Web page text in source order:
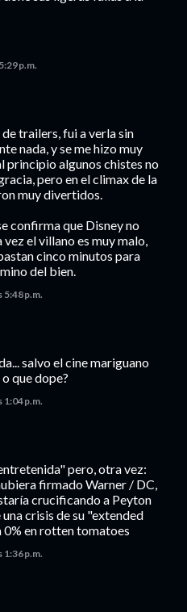
p.m.
de trailers, fui a verla sin
nada, y se me hizo muy
principio algunos chistes no
pero en el climax de la
muy divertidos.
confirma que Disney no
el villano es muy malo,
cinco minutos para
del bien.
5:48 p.m.
salvo el cine mariguano
que dope?
1:04 p.m.
pero, otra vez:
firmado Warner / DC,
crucificando a Peyton
crisis de su "extended
0% en rotten tomatoes
1:36 p.m.